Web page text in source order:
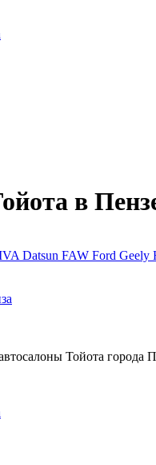
в
Datsun FAW Ford Geely
Тойота города